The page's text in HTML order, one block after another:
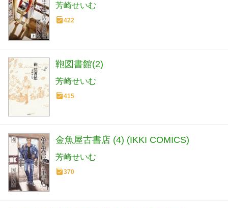
芳崎せいむ
422
鞄図書館(2)
芳崎せいむ
415
金魚屋古書店 (4) (IKKI COMICS)
芳崎せいむ
370